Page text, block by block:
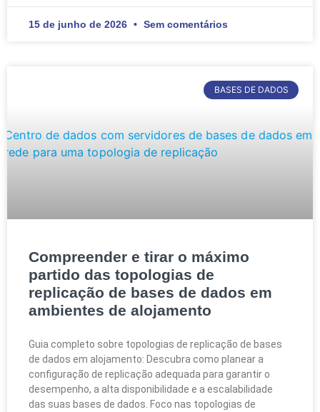
15 de junho de 2026 Sem comentários
BASES DE DADOS
Compreender e tirar o máximo
partido das topologias de
replicação de bases de dados em
ambientes de alojamento
Guia completo sobre topologias de replicação de bases
de dados em alojamento: Descubra como planear a
configuração de replicação adequada para garantir o
desempenho, a alta disponibilidade e a escalabilidade
das suas bases de dados. Foco nas topologias de